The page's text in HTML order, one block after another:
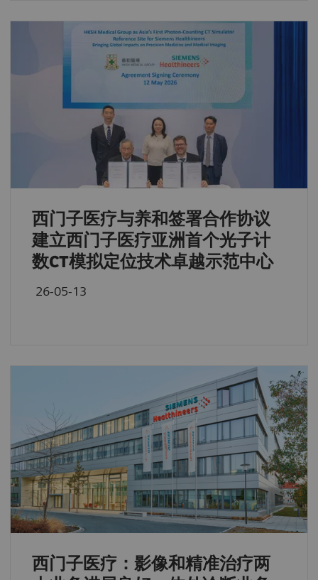
西门子医疗与养和签署合作协议
建立西门子医疗亚洲首个光子计
数CT模拟定位技术卓越示范中心
26-05-13
西门子医疗：影像和精准治疗两